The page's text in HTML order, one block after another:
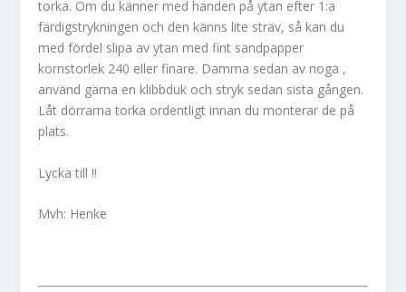
torka. Om du känner med handen på ytan efter 1:a
färdigstrykningen och den känns lite sträv, så kan du
med fördel slipa av ytan med fint sandpapper
kornstorlek 240 eller finare. Damma sedan av noga ,
använd gärna en klibbduk och stryk sedan sista gången.
Låt dörrarna torka ordentligt innan du monterar de på
plats.
Lycka till !!
Mvh: Henke